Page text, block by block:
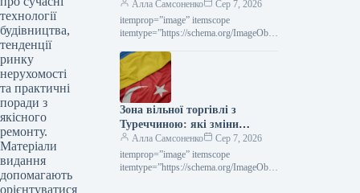
технології
будівництва,
тенденції
ринку
нерухомості
та практичні
поради з
якісного
ремонту.
Матеріали
видання
допомагають
орієнтуватися
Сполучених Штатах у липні
залишалися незмінними,
досягнувши позначки $2563 за
Алла Самсоненко
Сер 7, 2026
itemprop=”image” itemscope
itemtype=”https://schema.org/ImageObje
Глобальний ринок ціни на прокат
Роздрукувати 297 06 Серпня 2026
Середні ціни на нафтогазові труби…
Зона вільної торгівлі з
Туреччиною: які зміни
чекають на українське
металоведення
Алла Самсоненко
Сер 7, 2026
itemprop=”image” itemscope
itemtype=”https://schema.org/ImageObje